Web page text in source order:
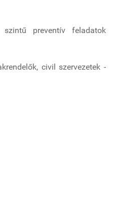
szintű preventív feladatok
civil szervezetek -